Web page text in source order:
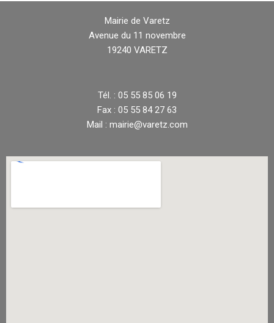
Mairie de Varetz
Avenue du 11 novembre
19240 VARETZ
Tél. : 05 55 85 06 19
Fax : 05 55 84 27 63
Mail : mairie@varetz.com